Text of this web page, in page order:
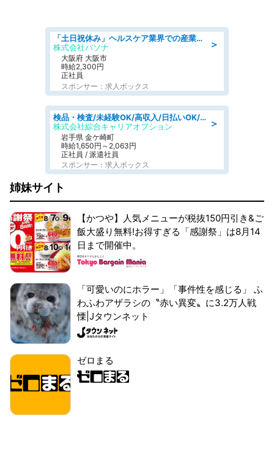
＞
「土日祝休み」ヘルスケア業界での産業保健師業務/看護師/高時給/要資格:正看護師
株式会社パソナ
大阪府 大阪市
時給2,300円
正社員
スポンサー：求人ボックス
＞
検品・検査/未経験OK/高収入/日払いOK/交替制/20・30・40代活躍中
株式会社綜合キャリアオプション
岩手県 金ケ崎町
時給1,650円～2,063円
正社員 / 派遣社員
スポンサー：求人ボックス
姉妹サイト
【かつや】人気メニューが税抜150円引き&ご
飯大盛り無料!お得すぎる「感謝祭」は8月14
日まで開催中。
「可愛いのにホラー」「事件性を感じる」 ふ
わふわアザラシの〝赤い異変〟に3.2万人戦
慄|Jタウンネット
ゼロまる